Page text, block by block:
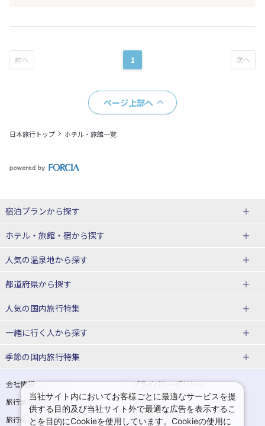
1
ページ上部へ
日本旅行トップ ホテル・旅館一覧
宿泊プランから探す
北海道
東北
青森県
宮城県
山形県
関東
埼玉県 千葉県
ホテル・旅館・宿から探す
北海道ホテル・旅館
青森県ホテル・旅館
宮城県ホテル・旅館
山形県ホテル・旅館
東京都ホテル・旅館 神奈川県ホテル・旅館
人気の温泉地から探す
北海道
湯の川温泉(北海道)
十勝川温泉(北海道)
洞爺湖温泉(北海道)
層雲峡温泉(北海道)
東北
都道府県から探す
北海道旅行・ツアー
東北
青森旅行・ツアー 岩手旅行・ツアー
宮城旅行・ツアー 秋田旅行・ツアー
人気の国内旅行特集
東京ディズニーリゾート®への旅
ユニバーサル・スタジオ・ジャパ
一緒に行く人から探す
一人旅 国内版
カップル・夫婦旅行 国内版 女子旅 国内版
卒業旅行・学生旅行 国内版
季節の国内旅行特集
桜・お花見特集
ゴールデンウィーク（GW）の国内
旅行
夏休み・お盆の国内旅行 7月の国内旅行
会社情報
プライバシーポリシー
旅行業登録票・約款
規約集
旅行条件書
商標について
当社サイト内においてお客様ごとに最適なサービスを提
供する目的及び当社サイト外で最適な広告を表示するこ
とを目的にCookieを使用しています。Cookieの使用に